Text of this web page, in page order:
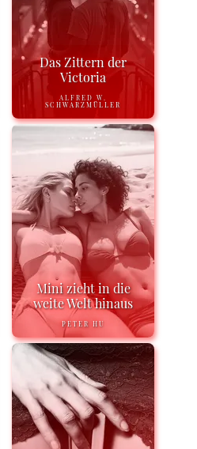
Das Zittern der
Victoria
ALFRED W.
SCHWARZMÜLLER
Mini zieht in die
weite Welt hinaus
PETER HU